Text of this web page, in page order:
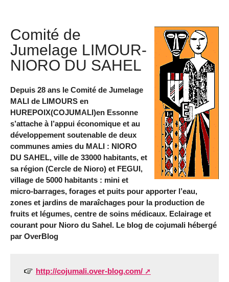
Comité de
Jumelage LIMOUR-
NIORO DU SAHEL
Depuis 28 ans le Comité de Jumelage
MALI de LIMOURS en
HUREPOIX(COJUMALI)en Essonne
s’attache à l’appui économique et au
développement soutenable de deux
communes amies du MALI : NIORO
DU SAHEL, ville de 33000 habitants, et
sa région (Cercle de Nioro) et FEGUI,
village de 5000 habitants : mini et
micro-barrages, forages et puits pour apporter l’eau,
zones et jardins de maraîchages pour la production de
fruits et légumes, centre de soins médicaux. Eclairage et
courant pour Nioro du Sahel. Le blog de cojumali hébergé
par OverBlog
http://cojumali.over-blog.com/